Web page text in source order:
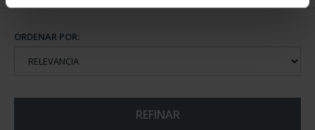
ORDENAR POR:
REFINAR